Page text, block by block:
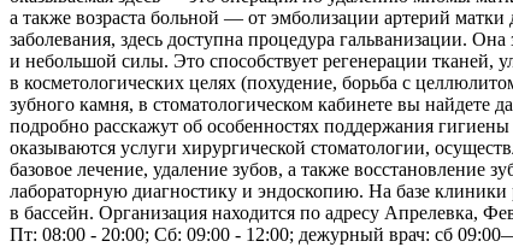
а также возраста больной — от эмболизации артерий
заболевания, здесь доступна процедура гальванизации.
и небольшой силы. Это способствует регенерации тканей,
в косметологических целях (похудение, борьба с
зубного камня, в стоматологическом кабинете вы найдете
подробно расскажут об особенностях поддержания
оказываются услуги хирургической стоматологии,
базовое лечение, удаление зубов, а также восстановление
лабораторную диагностику и эндоскопию. На базе
в бассейн. Организация находится по адресу Апрелевка,
Пт: 08:00 - 20:00; Сб: 09:00 - 12:00; дежурный врач: сб